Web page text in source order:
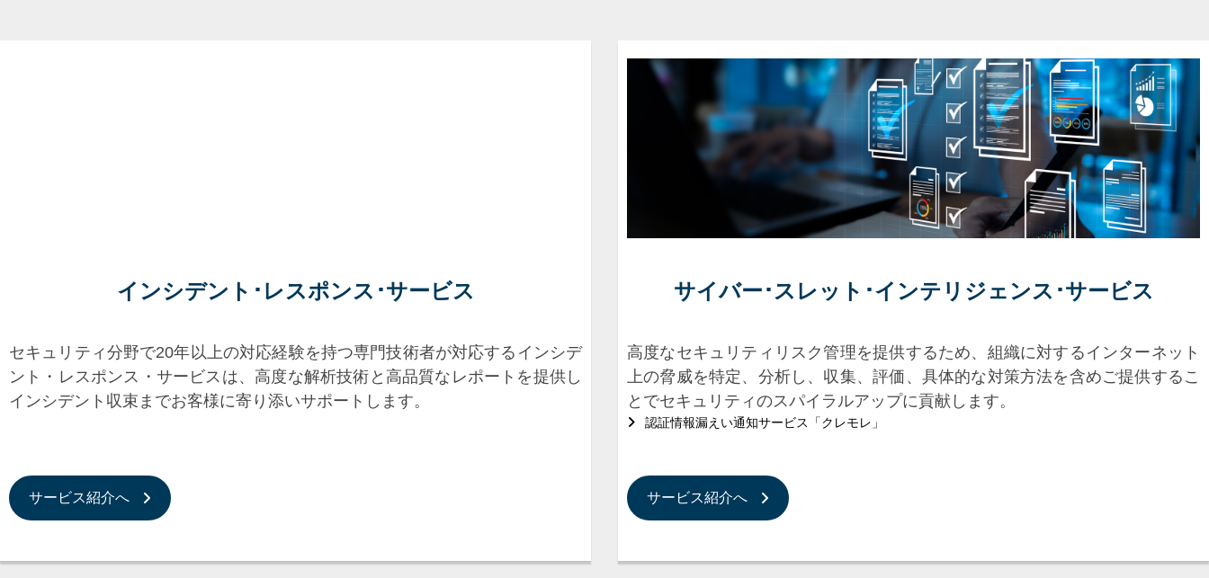
インシデント･レスポンス･サービス
セキュリティ分野で20年以上の対応経験を持つ専門技術者が対応するインシデ
ント・レスポンス・サービスは、高度な解析技術と高品質なレポートを提供し
インシデント収束までお客様に寄り添いサポートします。
サービス紹介へ
サイバー･スレット･インテリジェンス･サービス
高度なセキュリティリスク管理を提供するため、組織に対するインターネット
上の脅威を特定、分析し、収集、評価、具体的な対策方法を含めご提供するこ
とでセキュリティのスパイラルアップに貢献します。
認証情報漏えい通知サービス「クレモレ」
サービス紹介へ